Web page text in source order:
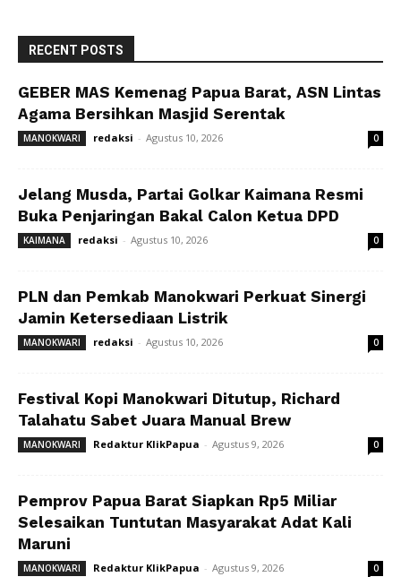
RECENT POSTS
GEBER MAS Kemenag Papua Barat, ASN Lintas
Agama Bersihkan Masjid Serentak
MANOKWARI redaksi - Agustus 10, 2026 0
Jelang Musda, Partai Golkar Kaimana Resmi
Buka Penjaringan Bakal Calon Ketua DPD
KAIMANA redaksi - Agustus 10, 2026 0
PLN dan Pemkab Manokwari Perkuat Sinergi
Jamin Ketersediaan Listrik
MANOKWARI redaksi - Agustus 10, 2026 0
Festival Kopi Manokwari Ditutup, Richard
Talahatu Sabet Juara Manual Brew
MANOKWARI Redaktur KlikPapua - Agustus 9, 2026 0
Pemprov Papua Barat Siapkan Rp5 Miliar
Selesaikan Tuntutan Masyarakat Adat Kali
Maruni
MANOKWARI Redaktur KlikPapua - Agustus 9, 2026 0